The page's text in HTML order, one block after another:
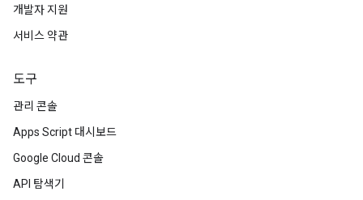
개발자 지원
서비스 약관
도구
관리 콘솔
Apps Script 대시보드
Google Cloud 콘솔
API 탐색기